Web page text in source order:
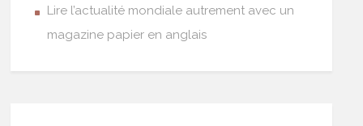
Lire l’actualité mondiale autrement avec un
magazine papier en anglais